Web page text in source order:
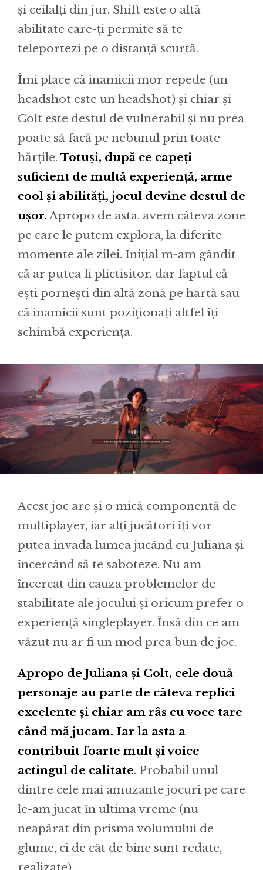
și ceilalți din jur. Shift este o altă
abilitate care-ți permite să te
teleportezi pe o distanță scurtă.
Îmi place că inamicii mor repede (un
headshot este un headshot) și chiar și
Colt este destul de vulnerabil și nu prea
poate să facă pe nebunul prin toate
hărțile. Totuși, după ce capeți
suficient de multă experiență, arme
cool și abilități, jocul devine destul de
ușor. Apropo de asta, avem câteva zone
pe care le putem explora, la diferite
momente ale zilei. Inițial m-am gândit
că ar putea fi plictisitor, dar faptul că
ești pornești din altă zonă pe hartă sau
că inamicii sunt poziționați altfel îți
schimbă experiența.
Acest joc are și o mică componentă de
multiplayer, iar alți jucători îți vor
putea invada lumea jucând cu Juliana și
încercând să te saboteze. Nu am
încercat din cauza problemelor de
stabilitate ale jocului și oricum prefer o
experiență singleplayer. Însă din ce am
văzut nu ar fi un mod prea bun de joc.
Apropo de Juliana și Colt, cele două
personaje au parte de câteva replici
excelente și chiar am râs cu voce tare
când mă jucam. Iar la asta a
contribuit foarte mult și voice
actingul de calitate. Probabil unul
dintre cele mai amuzante jocuri pe care
le-am jucat în ultima vreme (nu
neapărat din prisma volumului de
glume, ci de cât de bine sunt redate,